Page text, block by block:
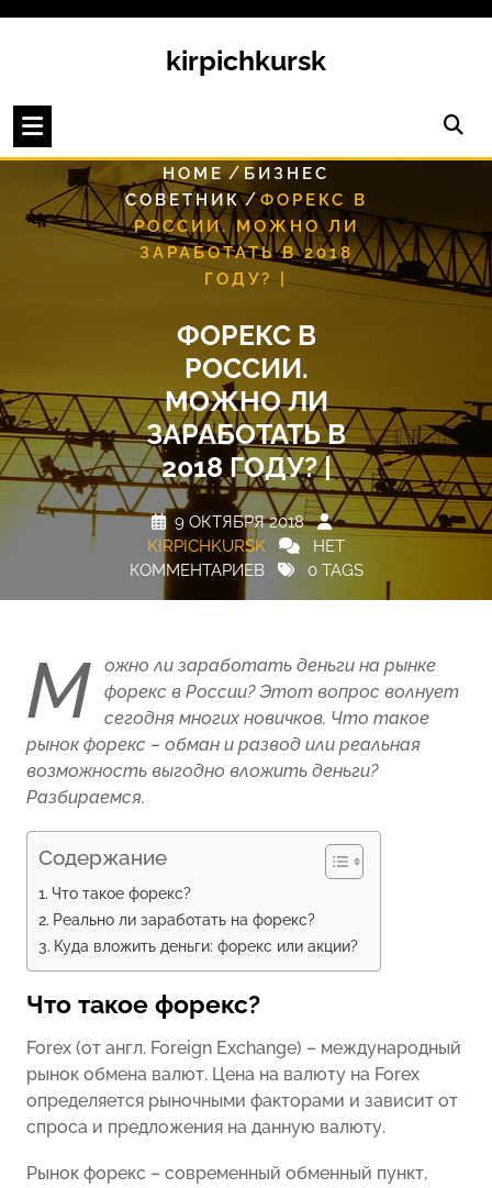
kirpichkursk
HOME/БИЗНЕС
СОВЕТНИК/ФОРЕКС В
РОССИИ. МОЖНО ЛИ
ЗАРАБОТАТЬ В 2018
ГОДУ? |
ФОРЕКС В
РОССИИ.
МОЖНО ЛИ
ЗАРАБОТАТЬ В
2018 ГОДУ? |
9 ОКТЯБРЯ 2018
KIRPICHKURSK
НЕТ
КОММЕНТАРИЕВ
0 TAGS
М
ожно ли заработать деньги на рынке
форекс в России? Этот вопрос волнует
сегодня многих новичков. Что такое
рынок форекс – обман и развод или реальная
возможность выгодно вложить деньги?
Разбираемся.
Содержание
Что такое форекс?
Реально ли заработать на форекс?
Куда вложить деньги: форекс или акции?
Что такое форекс?
Forex (от англ. Foreign Exchange) – международный
рынок обмена валют. Цена на валюту на Forex
определяется рыночными факторами и зависит от
спроса и предложения на данную валюту.
Рынок форекс – современный обменный пункт,